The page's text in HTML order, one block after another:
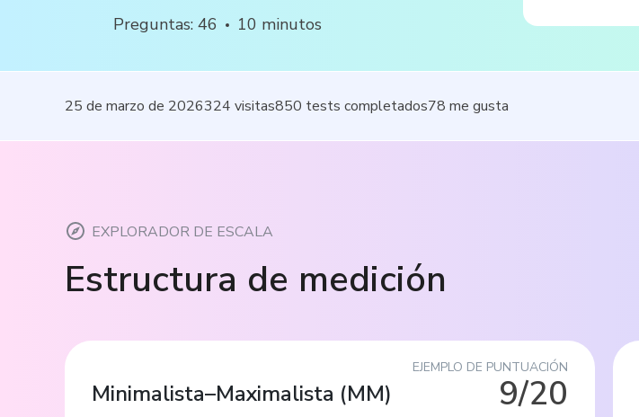
Preguntas:46 10 minutos
25 de marzo de 2026324 visitas850 tests completados78 me gusta
EXPLORADOR DE ESCALA
Estructura de medición
EJEMPLO DE PUNTUACIÓN
9/20
Minimalista–Maximalista (MM)